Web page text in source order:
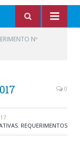
Nº
0
, REQUERIMENTOS